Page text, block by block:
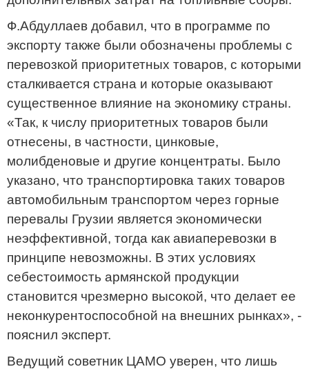
Ф.Абдуллаев добавил, что в программе по
экспорту также были обозначены проблемы с
перевозкой приоритетных товаров, с которыми
сталкивается страна и которые оказывают
существенное влияние на экономику страны.
«Так, к числу приоритетных товаров были
отнесены, в частности, цинковые,
молибденовые и другие концентраты. Было
указано, что транспортировка таких товаров
автомобильным транспортом через горные
перевалы Грузии является экономически
неэффективной, тогда как авиаперевозки в
принципе невозможны. В этих условиях
себестоимость армянской продукции
становится чрезмерно высокой, что делает ее
неконкурентоспособной на внешних рынках», -
пояснил эксперт.
Ведущий советник ЦАМО уверен, что лишь